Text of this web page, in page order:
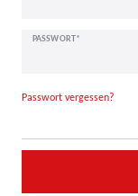
PASSWORT*
Passwort vergessen?